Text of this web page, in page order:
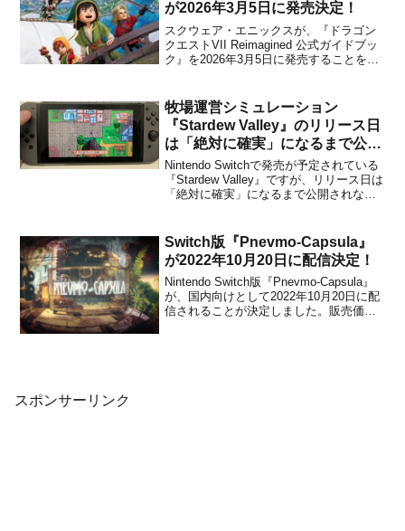
が2026年3月5日に発売決定！
スクウェア・エニックスが、『ドラゴン
クエストVII Reimagined 公式ガイドブッ
ク』を2026年3月5日に発売することを発
クエストVII Reimagined(リイマジンド)』
を遊びつくすための公式ガ...
牧場運営シミュレーション
『Stardew Valley』のリリース日
は「絶対に確実」になるまで公開
されない
Nintendo Switchで発売が予定されている
『Stardew Valley』ですが、リリース日は
「絶対に確実」になるまで公開されない
until we're absolutely cer...
Switch版『Pnevmo-Capsula』
が2022年10月20日に配信決定！
Nintendo Switch版『Pnevmo-Capsula』
が、国内向けとして2022年10月20日に配
信されることが決定しました。販売価格
スポンサーリンク